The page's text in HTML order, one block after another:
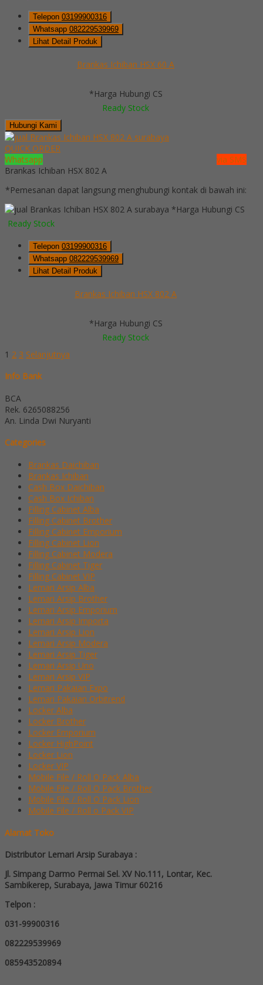
Telepon 03199900316
Whatsapp 082229539969
Lihat Detail Produk
Brankas Ichiban HSX 60 A
*Harga Hubungi CS
Ready Stock
Hubungi Kami
QUICK ORDER
Whatsapp
via SMS
Brankas Ichiban HSX 802 A
*Pemesanan dapat langsung menghubungi kontak di bawah ini:
*Harga Hubungi CS
Ready Stock
Telepon 03199900316
Whatsapp 082229539969
Lihat Detail Produk
Brankas Ichiban HSX 802 A
*Harga Hubungi CS
Ready Stock
1 2 3 Selanjutnya
Info Bank
BCA
Rek. 6265088256
An. Linda Dwi Nuryanti
Categories
Brankas Daichiban
Brankas Ichiban
Cash Box Daichiban
Cash Box Ichiban
Filling Cabinet Alba
Filling Cabinet Brother
Filling Cabinet Emporium
Filling Cabinet Lion
Filling Cabinet Modera
Filling Cabinet Tiger
Filling Cabinet VIP
Lemari Arsip Alba
Lemari Arsip Brother
Lemari Arsip Emporium
Lemari Arsip Importa
Lemari Arsip Lion
Lemari Arsip Modera
Lemari Arsip Tiger
Lemari Arsip Uno
Lemari Arsip VIP
Lemari Pakaian Expo
Lemari Pakaian Orbitrend
Locker Alba
Locker Brother
Locker Emporium
Locker HighPoint
Locker Lion
Locker VIP
Mobile File / Roll O Pack Alba
Mobile File / Roll O Pack Brother
Mobile File / Roll O Pack Lion
Mobile File / Roll o Pack VIP
Alamat Toko
Distributor Lemari Arsip Surabaya :
Jl. Simpang Darmo Permai Sel. XV No.111, Lontar, Kec.
Sambikerep, Surabaya, Jawa Timur 60216
Telpon :
031-99900316
082229539969
085943520894